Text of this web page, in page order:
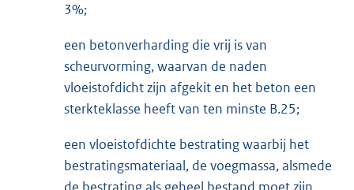
3%;
een betonverharding die vrij is van
scheurvorming, waarvan de naden
vloeistofdicht zijn afgekit en het beton een
sterkteklasse heeft van ten minste B.25;
een vloeistofdichte bestrating waarbij het
bestratingsmateriaal, de voegmassa, alsmede